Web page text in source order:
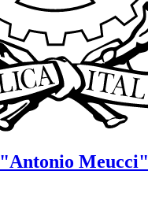
"Antonio Meucci"